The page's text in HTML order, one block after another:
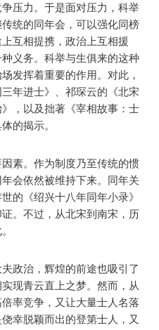
压力。于是面对压力，科举
统的同年会，可以强化同榜
互相提携，政治上互相援
义务。科举与生俱来的这种
发挥着重要的作用。对此，
年进士》、祁琛云的《北宋
，以及拙著《宰相故事：士
的揭示。
素。作为制度乃至传统的惯
会依然被维持下来。同年关
的《绍兴十八年同年小录》
。不过，从北宋到南宋，历
政治，辉煌的前途也吸引了
现青云直上之梦。然而，从
率竞争，又让大量士人名落
幸脱颖而出的登第士人，又